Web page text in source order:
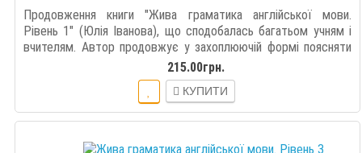
Продовження книги "Жива граматика англійської мови.
Рівень 1" (Юлія Іванова), що сподобалась багатьом учням і
вчителям. Автор продовжує у захоплюючій формі поясняти
учням основні правила англійськ..
215.00грн.
КУПИТИ